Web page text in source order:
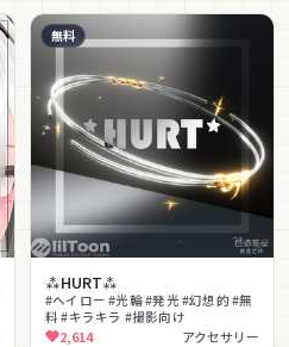
無料
⁂HURT⁂
#ヘイロー #光輪 #発光 #幻想的 #無
料 #キラキラ #撮影向け
2,614 アクセサリー